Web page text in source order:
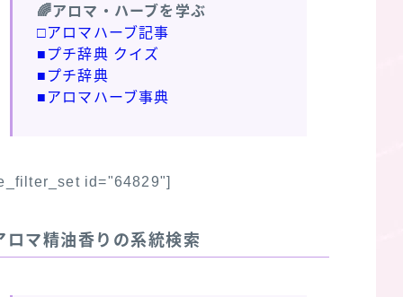
🌈アロマ・ハーブを学ぶ
□アロマハーブ記事
■プチ辞典 クイズ
■プチ辞典
■アロマハーブ事典
id="64829"]
ロマ精油香りの系統検索